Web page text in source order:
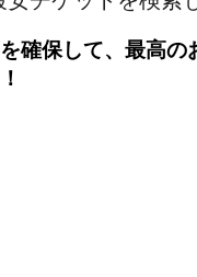
確保して、最高の